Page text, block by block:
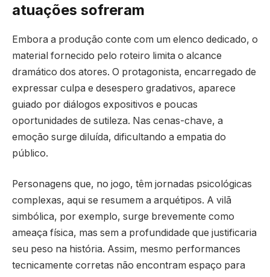
atuações sofreram
Embora a produção conte com um elenco dedicado, o
material fornecido pelo roteiro limita o alcance
dramático dos atores. O protagonista, encarregado de
expressar culpa e desespero gradativos, aparece
guiado por diálogos expositivos e poucas
oportunidades de sutileza. Nas cenas-chave, a
emoção surge diluída, dificultando a empatia do
público.
Personagens que, no jogo, têm jornadas psicológicas
complexas, aqui se resumem a arquétipos. A vilã
simbólica, por exemplo, surge brevemente como
ameaça física, mas sem a profundidade que justificaria
seu peso na história. Assim, mesmo performances
tecnicamente corretas não encontram espaço para